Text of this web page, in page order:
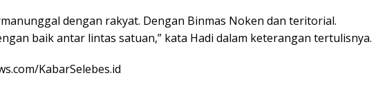
dengan rakyat. Dengan Binmas Noken dan teritorial.
baik antar lintas satuan,” kata Hadi dalam keterangan tertulisnya.
KabarSelebes.id